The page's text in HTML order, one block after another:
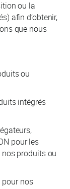
ou la
afin d’obtenir,
que nous
ou
intégrés
pour les
produits ou
pour nos